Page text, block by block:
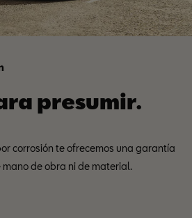
presumir.
corrosión te ofrecemos una garantía
mano de obra ni de material.